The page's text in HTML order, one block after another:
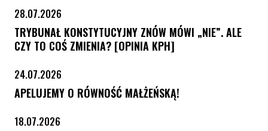
28.07.2026
TRYBUNAŁ KONSTYTUCYJNY ZNÓW MÓWI „NIE”. ALE
CZY TO COŚ ZMIENIA? [OPINIA KPH]
24.07.2026
APELUJEMY O RÓWNOŚĆ MAŁŻEŃSKĄ!
18.07.2026